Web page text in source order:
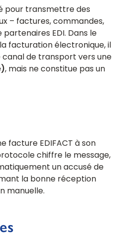
pour transmettre des
– factures, commandes,
partenaires EDI. Dans le
facturation électronique, il
de transport vers une
, mais ne constitue pas un
facture EDIFACT à son
chiffre le message,
un accusé de
la bonne réception
manuelle.